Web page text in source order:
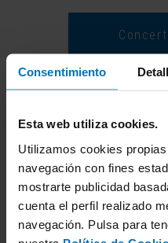
Consentimiento
Esta web utiliza cookies.
Utilizamos cookies
navegación con fines
mostrarte publicidad
cuenta el perfil realizado
navegación. Pulsa para